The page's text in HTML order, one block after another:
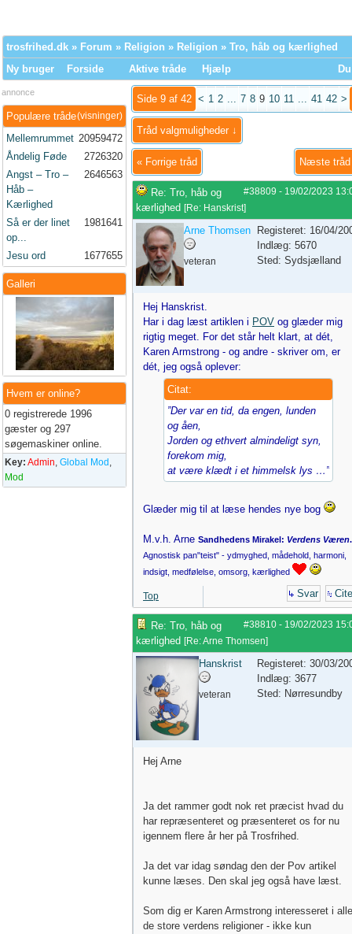
trosfrihed.dk » Forum » Religion » Religion » Tro, håb og kærlighed
Ny bruger
Forside Aktive tråde Hjælp
annonce
(visninger)
Populære tråde
Mellemrummet 20959472
Åndelig Føde
2726320
Angst – Tro –
Håb –
Kærlighed
2646563
Så er der linet
op...
1981641
Jesu ord 1677655
Galleri
Hvem er online?
0 registrerede 1996
gæster og 297
søgemaskiner online.
Key: Admin, Global Mod ,
Mod
Side 9 af 42 < 1 2 ... 7 8 9 10 11 ... 41 42 >
Tråd valgmuligheder ↓
« Forrige tråd Næste
#38809 - 19/02/2023
Re: Tro, håb og
kærlighed [Re: Hanskrist]
Arne Thomsen
veteran
Registeret: 16/04/
Indlæg: 5670
Sted: Sydsjælland
Hej Hanskrist.
Har i dag læst artiklen i POV og glæder mig
rigtig meget. For det står helt klart, at dét,
Karen Armstrong - og andre - skriver om, er
dét, jeg også oplever:
Citat:
”Der var en tid, da engen, lunden
og åen,
Jorden og ethvert almindeligt syn,
forekom mig,
at være klædt i et himmelsk lys …”
Glæder mig til at læse hendes nye bog
M.v.h. Arne Sandhedens Mirakel: Verdens Væren.
Agnostisk pan"teist" - ydmyghed, mådehold, harmoni,
indsigt, medfølelse, omsorg, kærlighed
Top Svar
#38810 - 19/02/2023
Re: Tro, håb og
kærlighed [Re: Arne Thomsen]
Hanskrist
veteran
Registeret: 30/03/
Indlæg: 3677
Sted: Nørresundby
Hej Arne
Ja det rammer godt nok ret præcist hvad du
har repræsenteret og præsenteret os for nu
igennem flere år her på Trosfrihed.
Ja det var idag søndag den der Pov artikel
kunne læses. Den skal jeg også have læst.
Som dig er Karen Armstrong interesseret i alle
de store verdens religioner - ikke kun